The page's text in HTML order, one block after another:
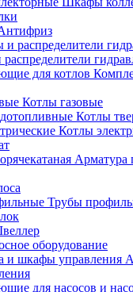
Котлы газовые
Котлы
Котлы
Арматура
Трубы
оборудование